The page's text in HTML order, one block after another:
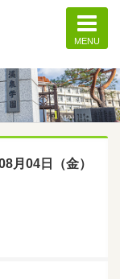
MENU
月04日（金）